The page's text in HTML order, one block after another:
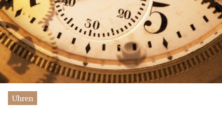
Uhren